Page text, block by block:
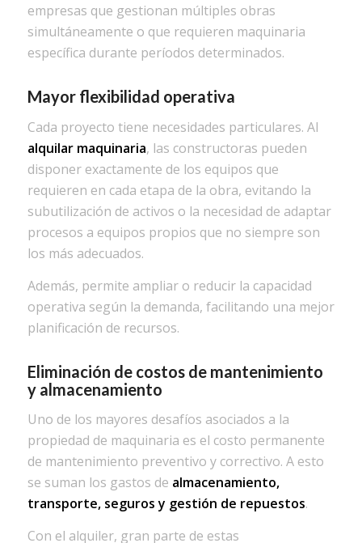
empresas que gestionan múltiples obras
simultáneamente o que requieren maquinaria
específica durante períodos determinados.
Mayor flexibilidad operativa
Cada proyecto tiene necesidades particulares. Al
alquilar maquinaria, las constructoras pueden
disponer exactamente de los equipos que
requieren en cada etapa de la obra, evitando la
subutilización de activos o la necesidad de adaptar
procesos a equipos propios que no siempre son
los más adecuados.
Además, permite ampliar o reducir la capacidad
operativa según la demanda, facilitando una mejor
planificación de recursos.
Eliminación de costos de mantenimiento
y almacenamiento
Uno de los mayores desafíos asociados a la
propiedad de maquinaria es el costo permanente
de mantenimiento preventivo y correctivo. A esto
se suman los gastos de almacenamiento,
transporte, seguros y gestión de repuestos.
Con el alquiler, gran parte de estas